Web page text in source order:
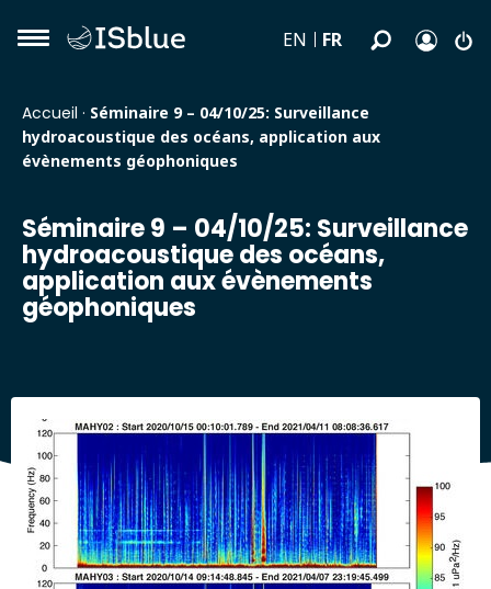
EN FR
Accueil · Séminaire 9 – 04/10/25: Surveillance
hydroacoustique des océans, application aux
évènements géophoniques
Séminaire 9 – 04/10/25: Surveillance
hydroacoustique des océans,
application aux évènements
géophoniques